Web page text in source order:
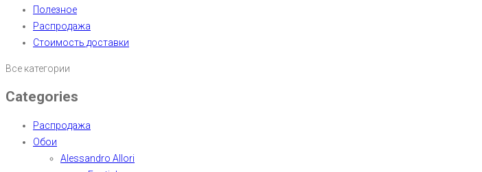
Полезное
Распродажа
Стоимость доставки
Все категории
Categories
Распродажа
Обои
Alessandro Allori